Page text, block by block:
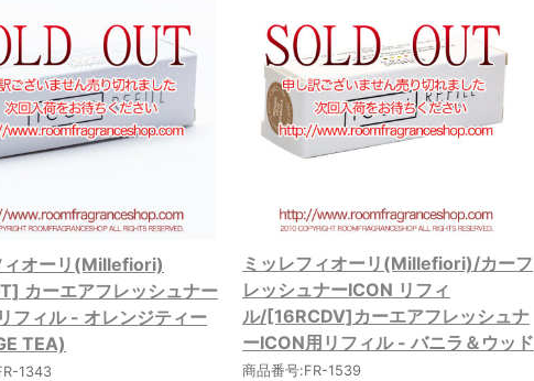
ィオーリ(Millefiori)
カーエアフレッシュナー
フィル - オレンジティー
TEA)
1343
ミッレフィオーリ(Millefiori)/カーフ
レッシュナーICON リフィ
ル/[16RCDV]カーエアフレッシュナ
ーICON用リフィル - バニラ＆ウッド
商品番号:FR-1539